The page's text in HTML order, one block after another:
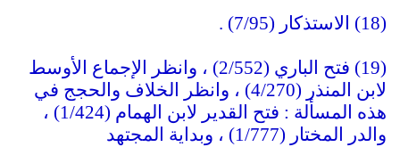
(18) الاستذكار (7/95) .
(19) فتح الباري (2/552) ، وانظر الإجماع الأوسط
لابن المنذر (4/270) ، وانظر الخلاف والحجج في
هذه المسألة : فتح القدير لابن الهمام (1/424) ،
والدر المختار (1/777) ، وبداية المجتهد